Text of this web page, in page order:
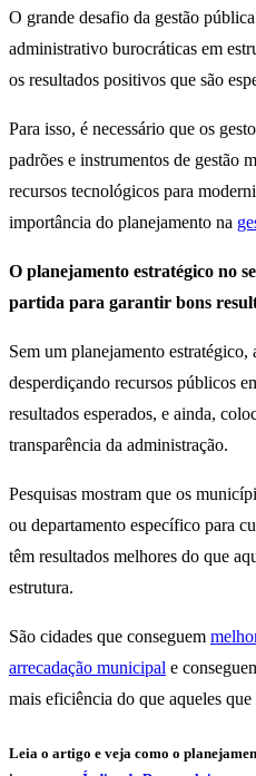
O grande desafio da gestão
administrativo burocráticas em
os resultados positivos que são
Para isso, é necessário que os
padrões e instrumentos de gestão
recursos tecnológicos para
importância do planejamento na
O planejamento estratégico no
partida para garantir bons
Sem um planejamento estratégico,
desperdiçando recursos públicos
resultados esperados, e ainda,
transparência da administração.
Pesquisas mostram que os
ou departamento específico para
têm resultados melhores do que
estrutura.
São cidades que conseguem
arrecadação municipal e
mais eficiência do que aqueles
Leia o artigo e veja como o